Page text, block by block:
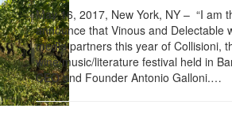
May 16, 2017, New York, NY – “I am
announce that Vinous and Delectable
media partners this year of Collisioni,
wine/music/literature festival held in
CEO and Founder Antonio Galloni.…